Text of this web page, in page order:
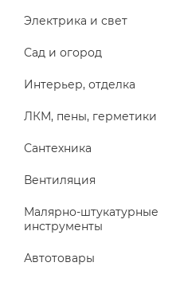
Электрика и свет
Сад и огород
Интерьер, отделка
ЛКМ, пены, герметики
Сантехника
Вентиляция
Малярно-штукатурные
инструменты
Автотовары